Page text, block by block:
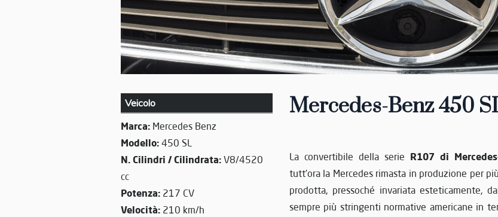
Veicolo
Marca: Mercedes Benz
Modello: 450 SL
N. Cilindri / Cilindrata: V8/4520
cc
Potenza: 217 CV
Velocità: 210 km/h
Mercedes-Benz 450
La convertibile della serie R107 di
tutt’ora la Mercedes rimasta in produzione per
prodotta, pressoché invariata esteticamente,
sempre più stringenti normative americane in